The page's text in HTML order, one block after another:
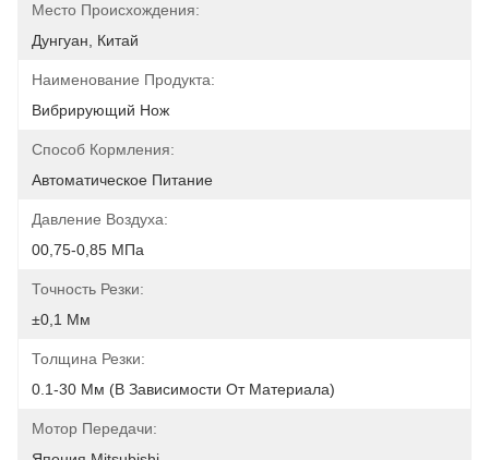
Место Происхождения:
Дунгуан, Китай
Наименование Продукта:
Вибрирующий Нож
Способ Кормления:
Автоматическое Питание
Давление Воздуха:
00,75-0,85 МПа
Точность Резки:
±0,1 Мм
Толщина Резки:
0.1-30 Мм (в Зависимости От Материала)
Мотор Передачи: